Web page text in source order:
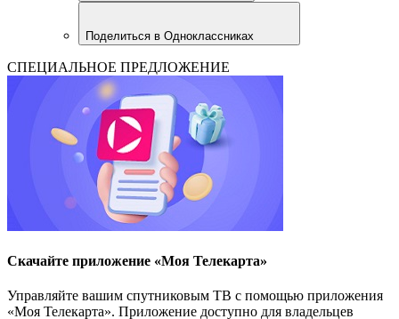
Поделиться в Одноклассниках
СПЕЦИАЛЬНОЕ ПРЕДЛОЖЕНИЕ
Скачайте приложение «Моя Телекарта»
Управляйте вашим спутниковым ТВ с помощью приложения
«Моя Телекарта». Приложение доступно для владельцев